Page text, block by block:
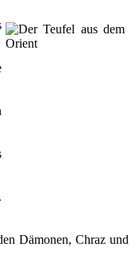
Dämonen, Chraz und